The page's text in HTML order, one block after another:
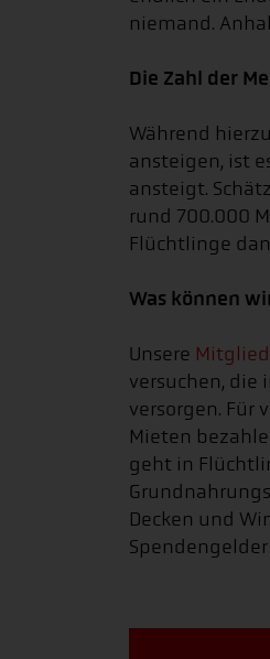
niemand.
Die Zahl der
Während
ansteigen, ist
ansteigt.
rund 700.000
Flüchtlinge
Was können
Unsere
versuchen,
versorgen. Für
Mieten
geht in
Decken und